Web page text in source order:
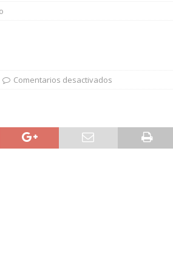
relaciones tras crisis diplomática
Comentarios desactivados